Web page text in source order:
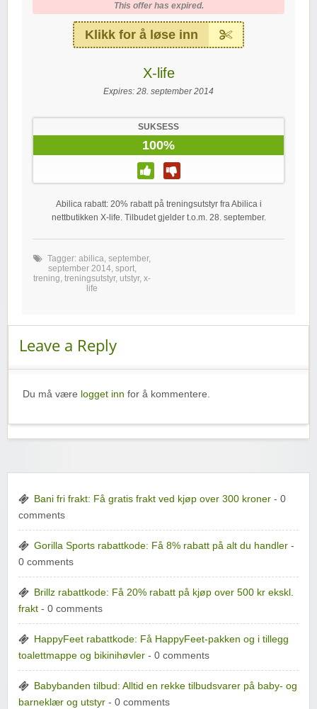
This offer has expired.
Klikk for å løse inn
X-life
Expires: 28. september 2014
SUKSESS
100%
Abilica rabatt: 20% rabatt på treningsutstyr fra Abilica i
nettbutikken X-life. Tilbudet gjelder t.o.m. 28. september.
Tagger: abilica, september,
september 2014, sport,
trening, treningsutstyr, utstyr, x-
life
Leave a Reply
Du må være logget inn for å kommentere.
Bani fri frakt: Få gratis frakt ved kjøp over 300 kroner - 0
comments
Gorilla Sports rabattkode: Få 8% rabatt på alt du handler -
0 comments
Brillz rabattkode: Få 20% rabatt på kjøp over 500 kr ekskl.
frakt - 0 comments
HappyFeet rabattkode: Få HappyFeet-pakken og i tillegg
toalettmappe og bikinihøvler - 0 comments
Babybanden tilbud: Alltid en rekke tilbudsvarer på baby- og
barneklær og utstyr - 0 comments